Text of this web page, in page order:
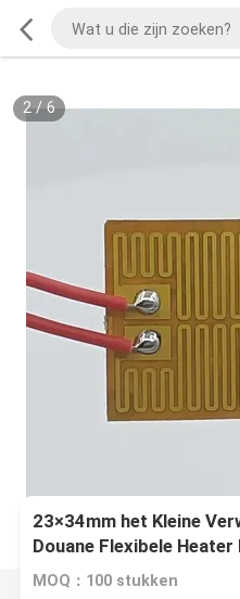
2/6
23×34mm het Kleine
Douane Flexibele
Hand
MOQ：100 stukken